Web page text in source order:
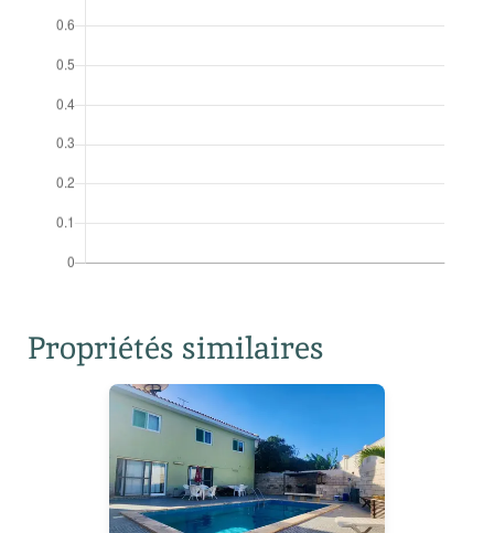
Propriétés similaires